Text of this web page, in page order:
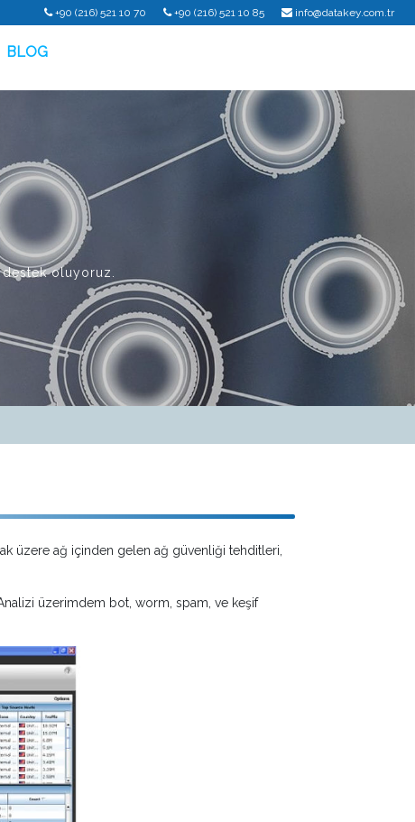
+90 (216) 521 10 70 +90 (216) 521 10 85 info@datakey.com.tr
BLOG
oluyoruz.
üzere ağ içinden gelen ağ güvenliği tehditleri,
üzerimdem bot, worm, spam, ve keşif